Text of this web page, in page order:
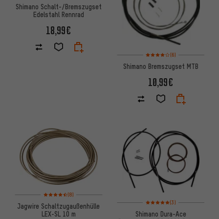
Shimano Schalt-/Bremszugset
Edelstahl Rennrad
18,99€
Bewertungen: 4 von 5
(6)
Shimano Bremszugset MTB
10,99€
Bewertungen: 4,5 von 5 basierend auf 8 Bewertungen
(8)
Jagwire Schaltzugaußenhülle
LEX-SL 10 m
Bewertungen: 5 von 5
(3)
Shimano Dura-Ace